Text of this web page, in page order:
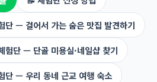
단 — 걸어서 가는 숨은 맛집 발견하기
험단 — 단골 미용실·네일샵 찾기
단 — 우리 동네 근교 여행 숙소